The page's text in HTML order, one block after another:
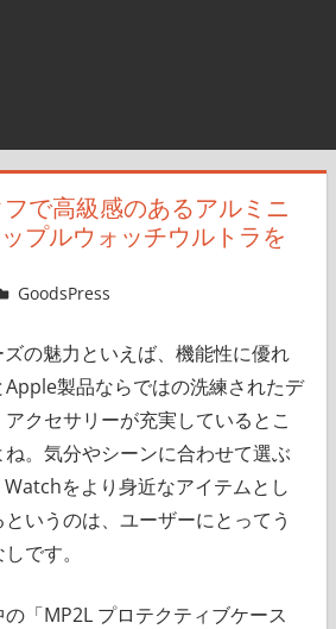
で高級感のあるアルミニ
プルウォッチウルトラを
＆GP
GoodsPress
の魅力といえば、機能性に優れ
製品ならではの洗練されたデ
クセサリーが充実しているとこ
。気分やシーンに合わせて選ぶ
をより身近なアイテムとし
いうのは、ユーザーにとってう
です。
「MP2L プロテクティブケース